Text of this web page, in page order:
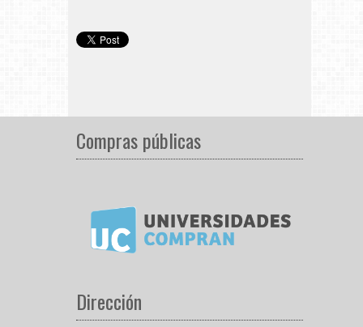
Compras públicas
Dirección